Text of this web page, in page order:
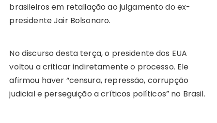
brasileiros em retaliação ao julgamento do ex-
presidente Jair Bolsonaro.
No discurso desta terça, o presidente dos EUA
voltou a criticar indiretamente o processo. Ele
afirmou haver “censura, repressão, corrupção
judicial e perseguição a críticos políticos” no Brasil.